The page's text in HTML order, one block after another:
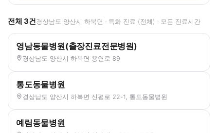
전체 3건경상남도 양산시 하북면 · 특화 진료 (전체) · 모든 진료시간
영남동물병원(출장진료전문병원)
경상남도 양산시 하북면 용연로 89
통도동물병원
경상남도 양산시 하북면 신평로 22-1, 통도동물병원
예림동물병원